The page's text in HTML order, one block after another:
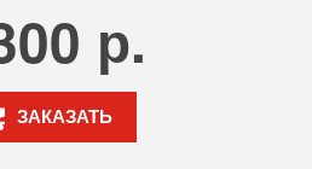
р.
ЗАКАЗАТЬ